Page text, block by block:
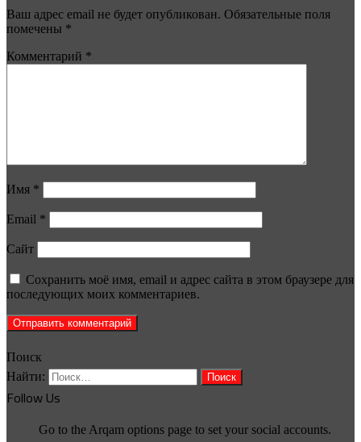
Ваш адрес email не будет опубликован. Обязательные поля
помечены *
Комментарий *
Имя *
Email *
Сайт
Сохранить моё имя, email и адрес сайта в этом браузере для
последующих моих комментариев.
Поиск
Найти:
Follow Us
Go to the Arqam options page to set your social accounts.